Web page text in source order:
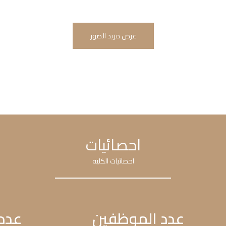
عرض مزيد الصور
احصائيات
احصائيات الكلية
عدد الموظفين